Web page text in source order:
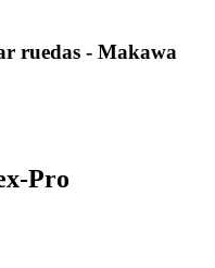
ruedas - Makawa
Pro